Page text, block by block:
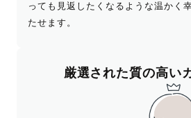
っても見返したくなるような温かく
たせます。
厳選された質の高い